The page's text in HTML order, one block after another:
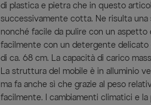
di plastica e pietra che in questo
successivamente cotta. Ne risulta
nonché facile da pulire con un
facilmente con un detergente delicato
di ca. 68 cm. La capacità di carico
La struttura del mobile è in alluminio
ma fa anche sì che grazie al peso
facilmente. I cambiamenti climatici e